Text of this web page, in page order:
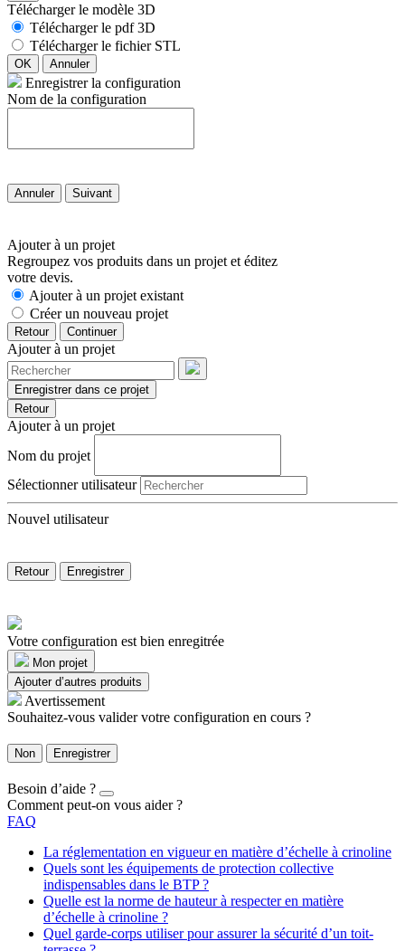
Télécharger le modèle 3D
Télécharger le pdf 3D
Télécharger le fichier STL
OK Annuler
Enregistrer la configuration
Nom de la configuration
Annuler Suivant
Ajouter à un projet
Regroupez vos produits dans un projet et éditez
votre devis.
Ajouter à un projet existant
Créer un nouveau projet
Retour Continuer
Ajouter à un projet
Enregistrer dans ce projet
Retour
Ajouter à un projet
Nom du projet
Sélectionner utilisateur
Nouvel utilisateur
Retour Enregistrer
Votre configuration est bien enregitrée
Mon projet
Ajouter d’autres produits
Avertissement
Souhaitez-vous valider votre configuration en cours ?
Non Enregistrer
Besoin d’aide ?
Comment peut-on vous aider ?
FAQ
La réglementation en vigueur en matière d’échelle à crinoline
Quels sont les équipements de protection collective
indispensables dans le BTP ?
Quelle est la norme de hauteur à respecter en matière
d’échelle à crinoline ?
Quel garde-corps utiliser pour assurer la sécurité d’un toit-